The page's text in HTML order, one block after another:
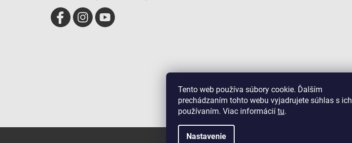
Tento web používa súbory cookie. Ďalším
prechádzaním tohto webu vyjadrujete súhlas s ich
používaním. Viac informácií tu.
Nastavenie